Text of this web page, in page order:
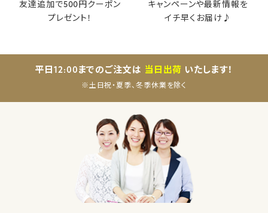
友達追加で500円クーポン
プレゼント！
キャンペーンや最新情報を
イチ早くお届け♪
平日12:00までのご注文は 当日出荷 いたします！
※土日祝・夏季、冬季休業を除く